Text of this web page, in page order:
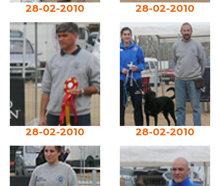
28-02-2010 28-02-2010
28-02-2010 28-02-2010